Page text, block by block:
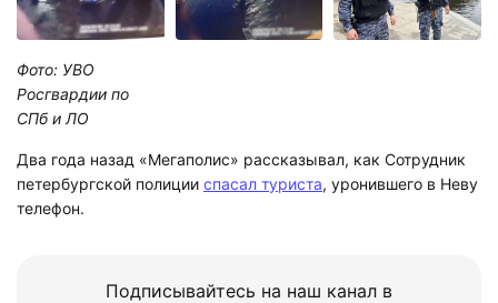
Фото: УВО
Росгвардии по
СПб и ЛО
Два года назад «Мегаполис» рассказывал, как Сотрудник
петербургской полиции спасал туриста, уронившего в Неву
телефон.
Подписывайтесь на наш канал в